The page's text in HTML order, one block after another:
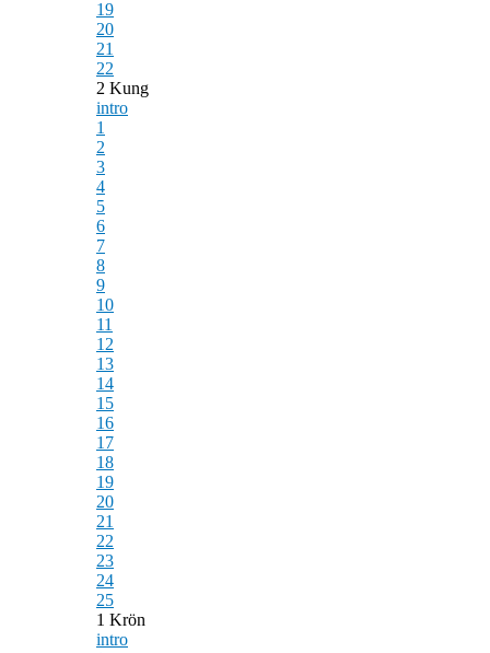
19
20
21
22
2 Kung
intro
1
2
3
4
5
6
7
8
9
10
11
12
13
14
15
16
17
18
19
20
21
22
23
24
25
1 Krön
intro